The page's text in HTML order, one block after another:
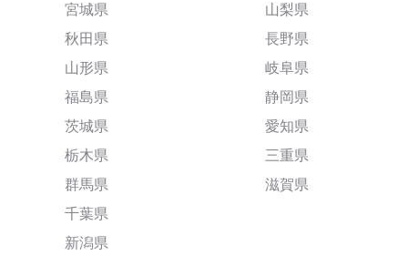
宮城県
秋田県
山形県
福島県
茨城県
栃木県
群馬県
千葉県
新潟県
山梨県
長野県
岐阜県
静岡県
愛知県
三重県
滋賀県